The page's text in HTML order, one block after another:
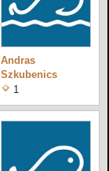
Andras
Szkubenics
1